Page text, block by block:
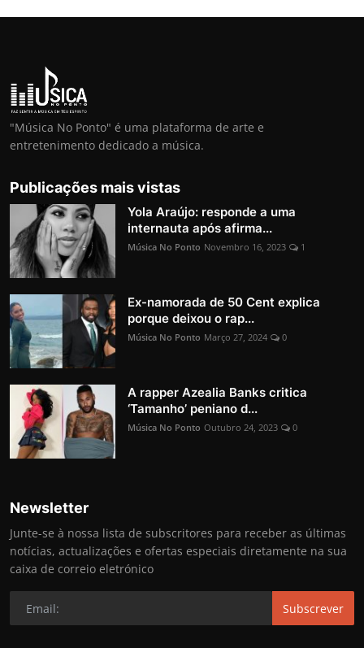
"Música No Ponto" é uma plataforma de arte e
entretenimento dedicado a música.
Publicações mais vistas
Yola Araújo: responde a uma
internauta após afirma...
Música No Ponto Novembro 16, 2023 1
Ex-namorada de 50 Cent explica
porque deixou o rap...
Música No Ponto Março 27, 2024 0
A rapper Azealia Banks critica
‘Tamanho’ peniano d...
Música No Ponto Outubro 24, 2023 0
Newsletter
Junte-se à nossa lista de subscritores para receber as últimas
notícias, actualizações e ofertas especiais diretamente na sua
caixa de correio eletrónico
Subscrever